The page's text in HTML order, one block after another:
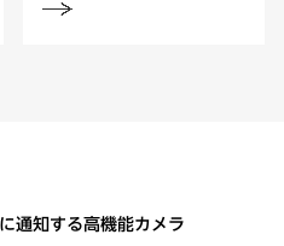
通知する高機能カメラ